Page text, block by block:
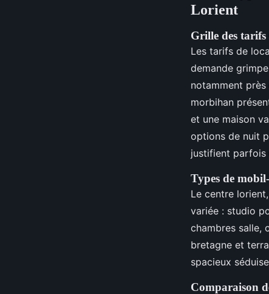
Lorient
Grille des tarifs
Les tarifs de
demande
notamment
morbihan
et une maison
options de nuit
justifient parfois
Types de
Le centre
variée : studio
chambres salle,
bretagne et
spacieux
Comparaison